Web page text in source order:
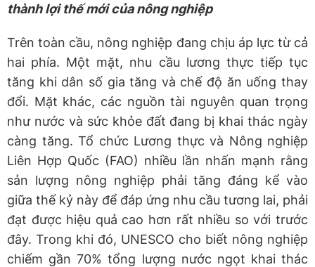
thành lợi thế mới của nông nghiệp
Trên toàn cầu, nông nghiệp đang chịu áp lực từ cả
hai phía. Một mặt, nhu cầu lương thực tiếp tục
tăng khi dân số gia tăng và chế độ ăn uống thay
đổi. Mặt khác, các nguồn tài nguyên quan trọng
như nước và sức khỏe đất đang bị khai thác ngày
càng tăng. Tổ chức Lương thực và Nông nghiệp
Liên Hợp Quốc (FAO) nhiều lần nhấn mạnh rằng
sản lượng nông nghiệp phải tăng đáng kể vào
giữa thế kỷ này để đáp ứng nhu cầu tương lai, phải
đạt được hiệu quả cao hơn rất nhiều so với trước
đây. Trong khi đó, UNESCO cho biết nông nghiệp
chiếm gần 70% tổng lượng nước ngọt khai thác